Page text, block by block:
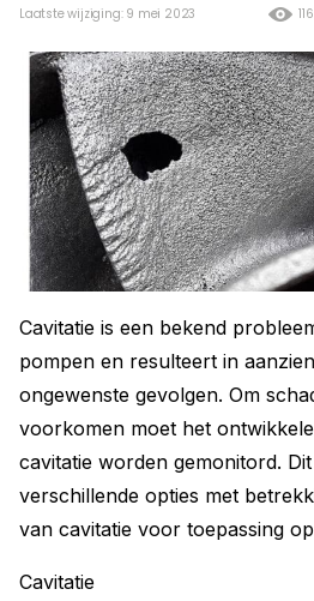
Laatste wijziging: 9 mei 2023
Cavitatie is een bekend
pompen en resulteert in
ongewenste gevolgen. Om
voorkomen moet het
cavitatie worden gemonitord.
verschillende opties met
van cavitatie voor toepassing
Cavitatie